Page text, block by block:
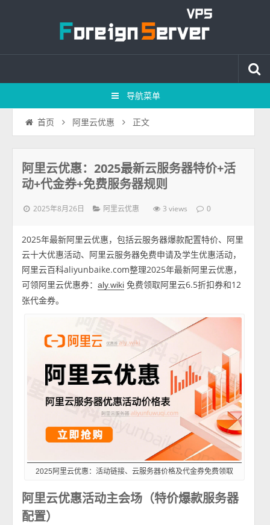
导航菜单
首页 阿里云优惠 正文
阿里云优惠：2025最新云服务器特价+活
动+代金券+免费服务器规则
2025年8月26日 阿里云优惠 3 views 0
2025年最新阿里云优惠，包括云服务器爆款配置特价、阿里
云十大优惠活动、阿里云服务器免费申请及学生优惠活动，
阿里云百科aliyunbaike.com整理2025年最新阿里云优惠，
可领阿里云优惠券：aly.wiki 免费领取阿里云6.5折扣券和12
张代金券。
2025阿里云优惠：活动链接、云服务器价格及代金券免费领取
阿里云优惠活动主会场（特价爆款服务器
配置）